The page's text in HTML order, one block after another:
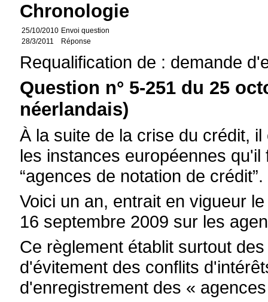
Chronologie
25/10/2010 Envoi question
28/3/2011
Réponse
Requalification de : demande
Question n° 5-251 du 25
néerlandais)
À la suite de la crise du crédit,
les instances européennes
“agences de notation de crédit”.
Voici un an, entrait en vigueur
16 septembre 2009 sur les
Ce règlement établit surtout
d'évitement des conflits
d'enregistrement des «